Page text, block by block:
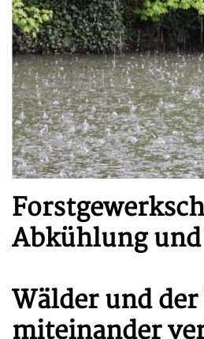
Abkühlung
Wälder und
miteinander